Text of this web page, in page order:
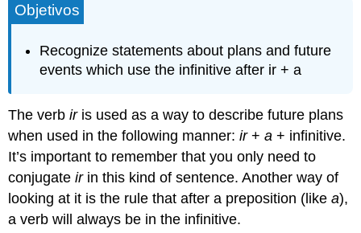
Objetivos
Recognize statements about plans and future
events which use the infinitive after ir + a
The verbiris used as a way to describe future plans
when used in the following manner:ir+a + infinitive.
It’s important to remember that you only need to
conjugateirin this kind of sentence. Another way of
looking at it is the rule that after a preposition (likea),
a verb will always be in the infinitive.